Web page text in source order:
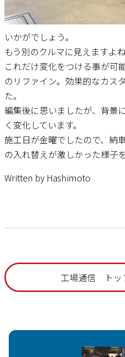
いかがでしょう。
もう別のクルマに見えますよね
これだけ変化をつける事が可
のリファイン。効果的なカス
た。
編集後に思いましたが、背景
く変化しています。
施工日が金曜でしたので、納
の入れ替えが激しかった様子
Written by Hashimoto
工場通信 トッ